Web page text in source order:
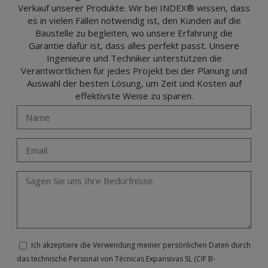
Verkauf unserer Produkte. Wir bei INDEX® wissen, dass
es in vielen Fällen notwendig ist, den Kunden auf die
Baustelle zu begleiten, wo unsere Erfahrung die
Garantie dafür ist, dass alles perfekt passt. Unsere
Ingenieure und Techniker unterstützen die
Verantwortlichen für jedes Projekt bei der Planung und
Auswahl der besten Lösung, um Zeit und Kosten auf
effektivste Weise zu sparen.
Ich akzeptiere die Verwendung meiner persönlichen Daten durch
das technische Personal von Técnicas Expansivas SL (CIF B-